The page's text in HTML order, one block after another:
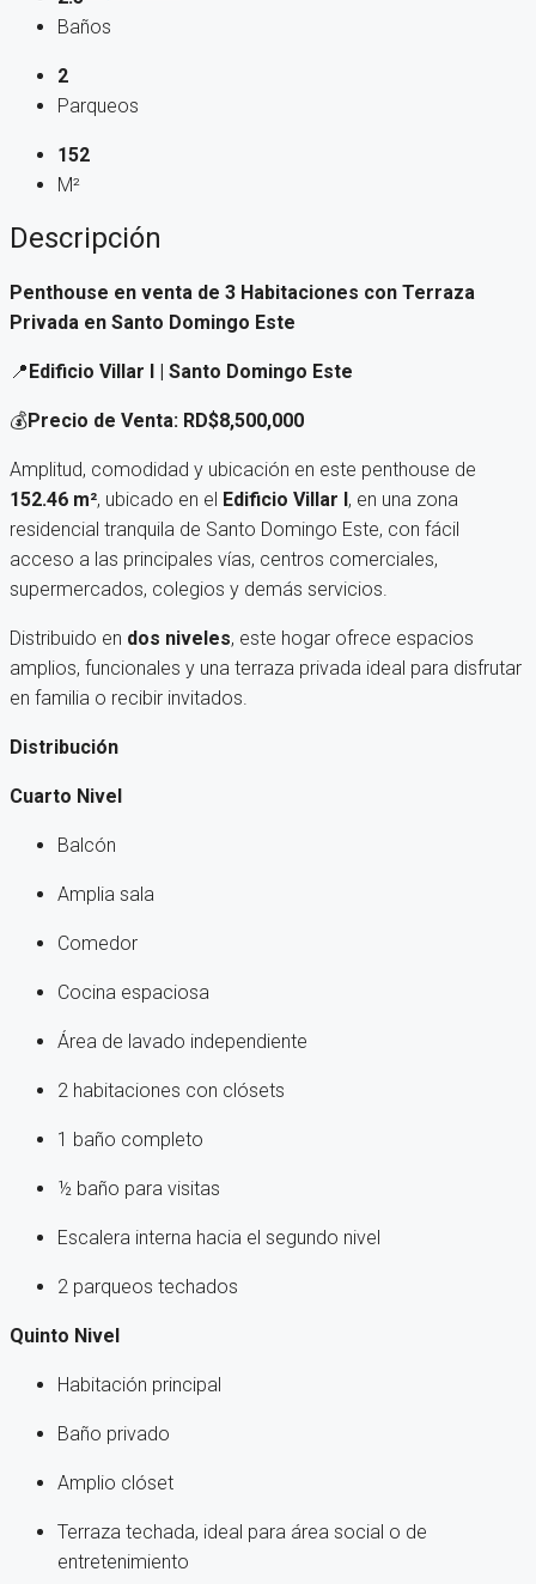
Baños
2
Parqueos
152
M²
Descripción
Penthouse en venta de 3 Habitaciones con Terraza
Privada en Santo Domingo Este
📍 Edificio Villar I | Santo Domingo Este
💰Precio de Venta: RD$8,500,000
Amplitud, comodidad y ubicación en este penthouse de
152.46 m², ubicado en el Edificio Villar I , en una zona
residencial tranquila de Santo Domingo Este, con fácil
acceso a las principales vías, centros comerciales,
supermercados, colegios y demás servicios.
Distribuido en dos niveles, este hogar ofrece espacios
amplios, funcionales y una terraza privada ideal para disfrutar
en familia o recibir invitados.
Distribución
Cuarto Nivel
Balcón
Amplia sala
Comedor
Cocina espaciosa
Área de lavado independiente
2 habitaciones con clósets
1 baño completo
½ baño para visitas
Escalera interna hacia el segundo nivel
2 parqueos techados
Quinto Nivel
Habitación principal
Baño privado
Amplio clóset
Terraza techada, ideal para área social o de
entretenimiento